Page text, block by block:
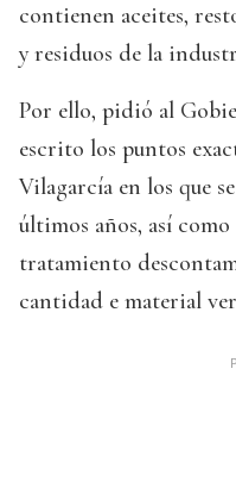
contienen aceites,
y residuos de la
Por ello, pidió al
escrito los puntos
Vilagarcía en los que
últimos años, así
tratamiento
cantidad e material